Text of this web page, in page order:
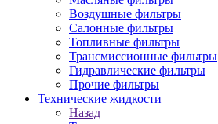
Воздушные фильтры
Салонные фильтры
Топливные фильтры
Трансмиссионные фильтры
Гидравлические фильтры
Прочие фильтры
Технические жидкости
Назад